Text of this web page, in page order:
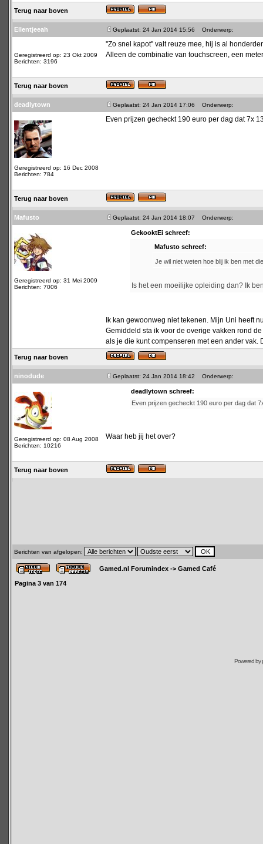
Terug naar boven
Ellentjeeah Geplaatst: 24 Jan 2014 15:56 Onderwerp:
Geregistreerd op: 23 Okt 2009
Berichten: 3196
''Zo snel kapot'' valt reuze mee, hij is al
Alleen de combinatie van touchscreen, een
Terug naar boven
deadlytown Geplaatst: 24 Jan 2014 17:06 Onderwerp:
Geregistreerd op: 16 Dec 2008
Berichten: 784
Even prijzen gecheckt 190 euro per dag dat 7x
Terug naar boven
Mafusto Geplaatst: 24 Jan 2014 18:07 Onderwerp:
Geregistreerd op: 31 Mei 2009
Berichten: 7006
GekooktEi schreef:
Mafusto schreef:
Je wil niet weten hoe blij ik ben met
Is het een moeilijke opleiding dan? Ik
Ik kan gewoonweg niet tekenen. Mijn Uni heeft
Gemiddeld sta ik voor de overige vakken rond
als je die kunt compenseren met een ander
Terug naar boven
ninodude Geplaatst: 24 Jan 2014 18:42 Onderwerp:
Geregistreerd op: 08 Aug 2008
Berichten: 10216
deadlytown schreef:
Even prijzen gecheckt 190 euro per dag dat
Waar heb jij het over?
Terug naar boven
Berichten van afgelopen:
Gamed.nl Forumindex -> Gamed Café
Pagina 3 van 174
Powered by